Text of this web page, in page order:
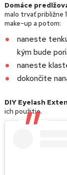
Domáce
malo trvať približne
make-up a potom:
naneste
kým bude
naneste
dokončite
DIY Eyelash
ich použitie.